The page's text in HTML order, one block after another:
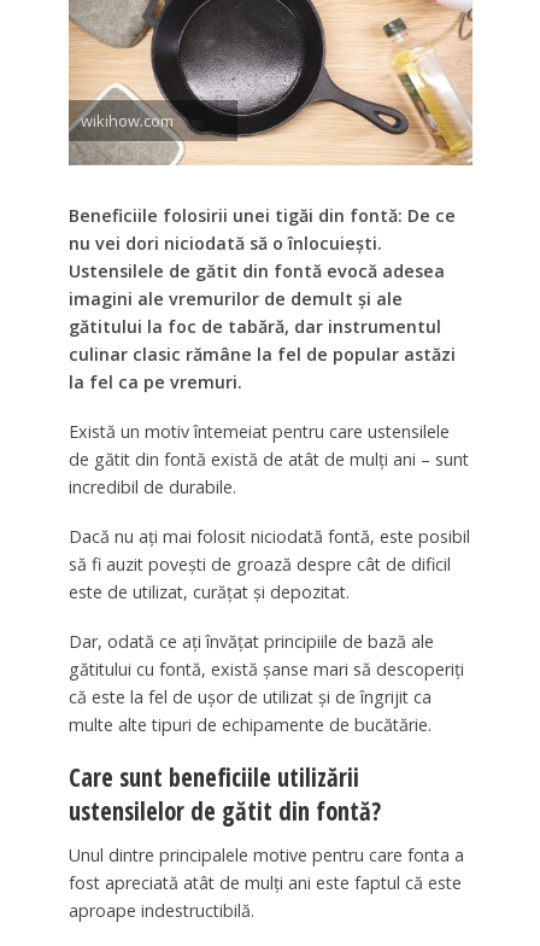
wikihow.com
Beneficiile folosirii unei tigăi din fontă: De ce
nu vei dori niciodată să o înlocuiești.
Ustensilele de gătit din fontă evocă adesea
imagini ale vremurilor de demult și ale
gătitului la foc de tabără, dar instrumentul
culinar clasic rămâne la fel de popular astăzi
la fel ca pe vremuri.
Există un motiv întemeiat pentru care ustensilele
de gătit din fontă există de atât de mulți ani – sunt
incredibil de durabile.
Dacă nu ați mai folosit niciodată fontă, este posibil
să fi auzit povești de groază despre cât de dificil
este de utilizat, curățat și depozitat.
Dar, odată ce ați învățat principiile de bază ale
gătitului cu fontă, există șanse mari să descoperiți
că este la fel de ușor de utilizat și de îngrijit ca
multe alte tipuri de echipamente de bucătărie.
Care sunt beneficiile utilizării
ustensilelor de gătit din fontă?
Unul dintre principalele motive pentru care fonta a
fost apreciată atât de mulți ani este faptul că este
aproape indestructibilă.